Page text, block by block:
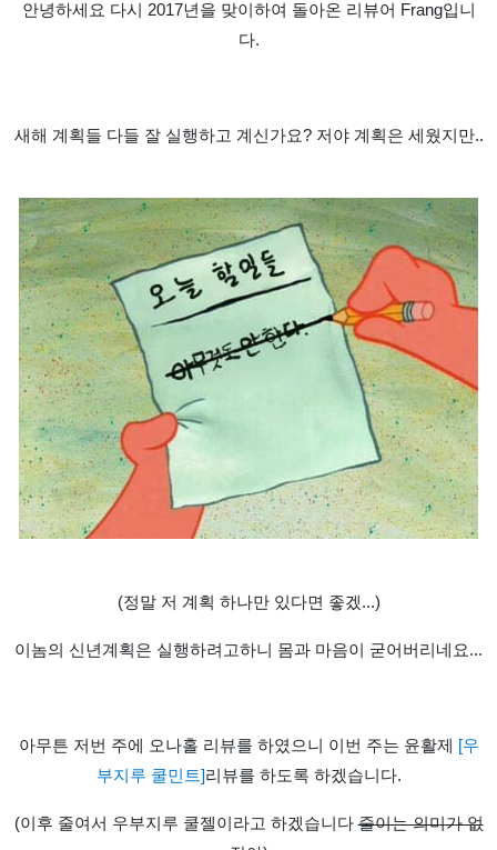
안녕하세요 다시 2017년을 맞이하여 돌아온 리뷰어 Frang입니
다.
새해 계획들 다들 잘 실행하고 계신가요? 저야 계획은 세웠지만..
(정말 저 계획 하나만 있다면 좋겠...)
이놈의 신년계획은 실행하려고하니 몸과 마음이 굳어버리네요...
아무튼 저번 주에 오나홀 리뷰를 하였으니 이번 주는 윤활제 [우
부지루 쿨민트]리뷰를 하도록 하겠습니다.
(이후 줄여서 우부지루 쿨젤이라고 하겠습니다줄이는 의미가 없